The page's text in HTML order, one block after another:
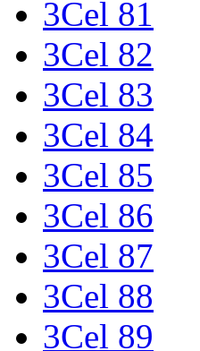
3Cel 81
3Cel 82
3Cel 83
3Cel 84
3Cel 85
3Cel 86
3Cel 87
3Cel 88
3Cel 89